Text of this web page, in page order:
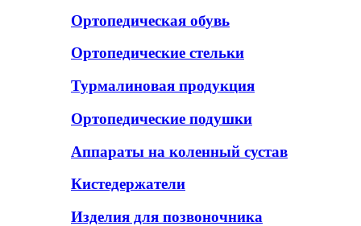
Ортопедическая обувь
Ортопедические стельки
Турмалиновая продукция
Ортопедические подушки
Аппараты на коленный сустав
Кистедержатели
Изделия для позвоночника